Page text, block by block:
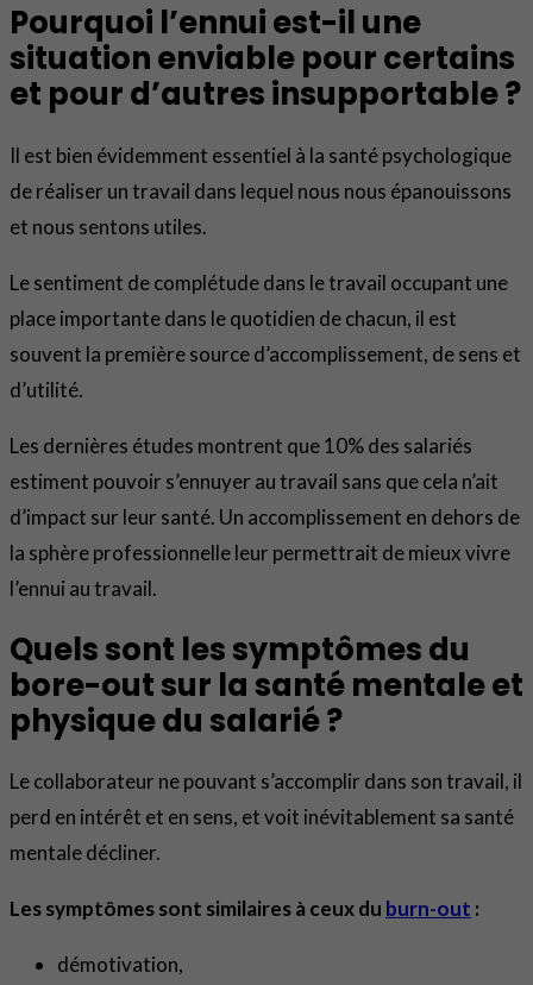
Pourquoi l’ennui est-il une
situation enviable pour certains
et pour d’autres insupportable ?
Il est bien évidemment essentiel à la santé psychologique
de réaliser un travail dans lequel nous nous épanouissons
et nous sentons utiles.
Le sentiment de complétude dans le travail occupant une
place importante dans le quotidien de chacun, il est
souvent la première source d’accomplissement, de sens et
d’utilité.
Les dernières études montrent que 10% des salariés
estiment pouvoir s’ennuyer au travail sans que cela n’ait
d’impact sur leur santé. Un accomplissement en dehors de
la sphère professionnelle leur permettrait de mieux vivre
l’ennui au travail.
Quels sont les symptômes du
bore-out sur la santé mentale et
physique du salarié ?
Le collaborateur ne pouvant s’accomplir dans son travail, il
perd en intérêt et en sens, et voit inévitablement sa santé
mentale décliner.
Les symptômes sont similaires à ceux du burn-out :
démotivation,